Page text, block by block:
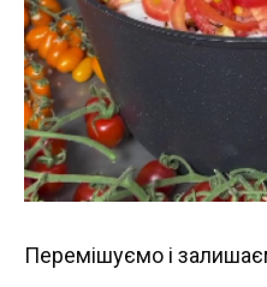
Перемішуємо і